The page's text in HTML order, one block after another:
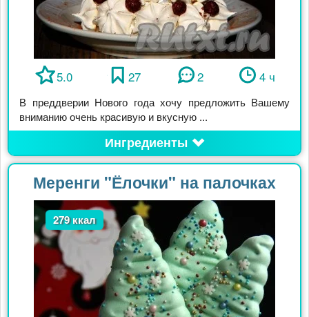
5.0 27 2 4 ч
В преддверии Нового года хочу предложить Вашему
вниманию очень красивую и вкусную ...
Ингредиенты
Меренги "Ёлочки" на палочках
279 ккал